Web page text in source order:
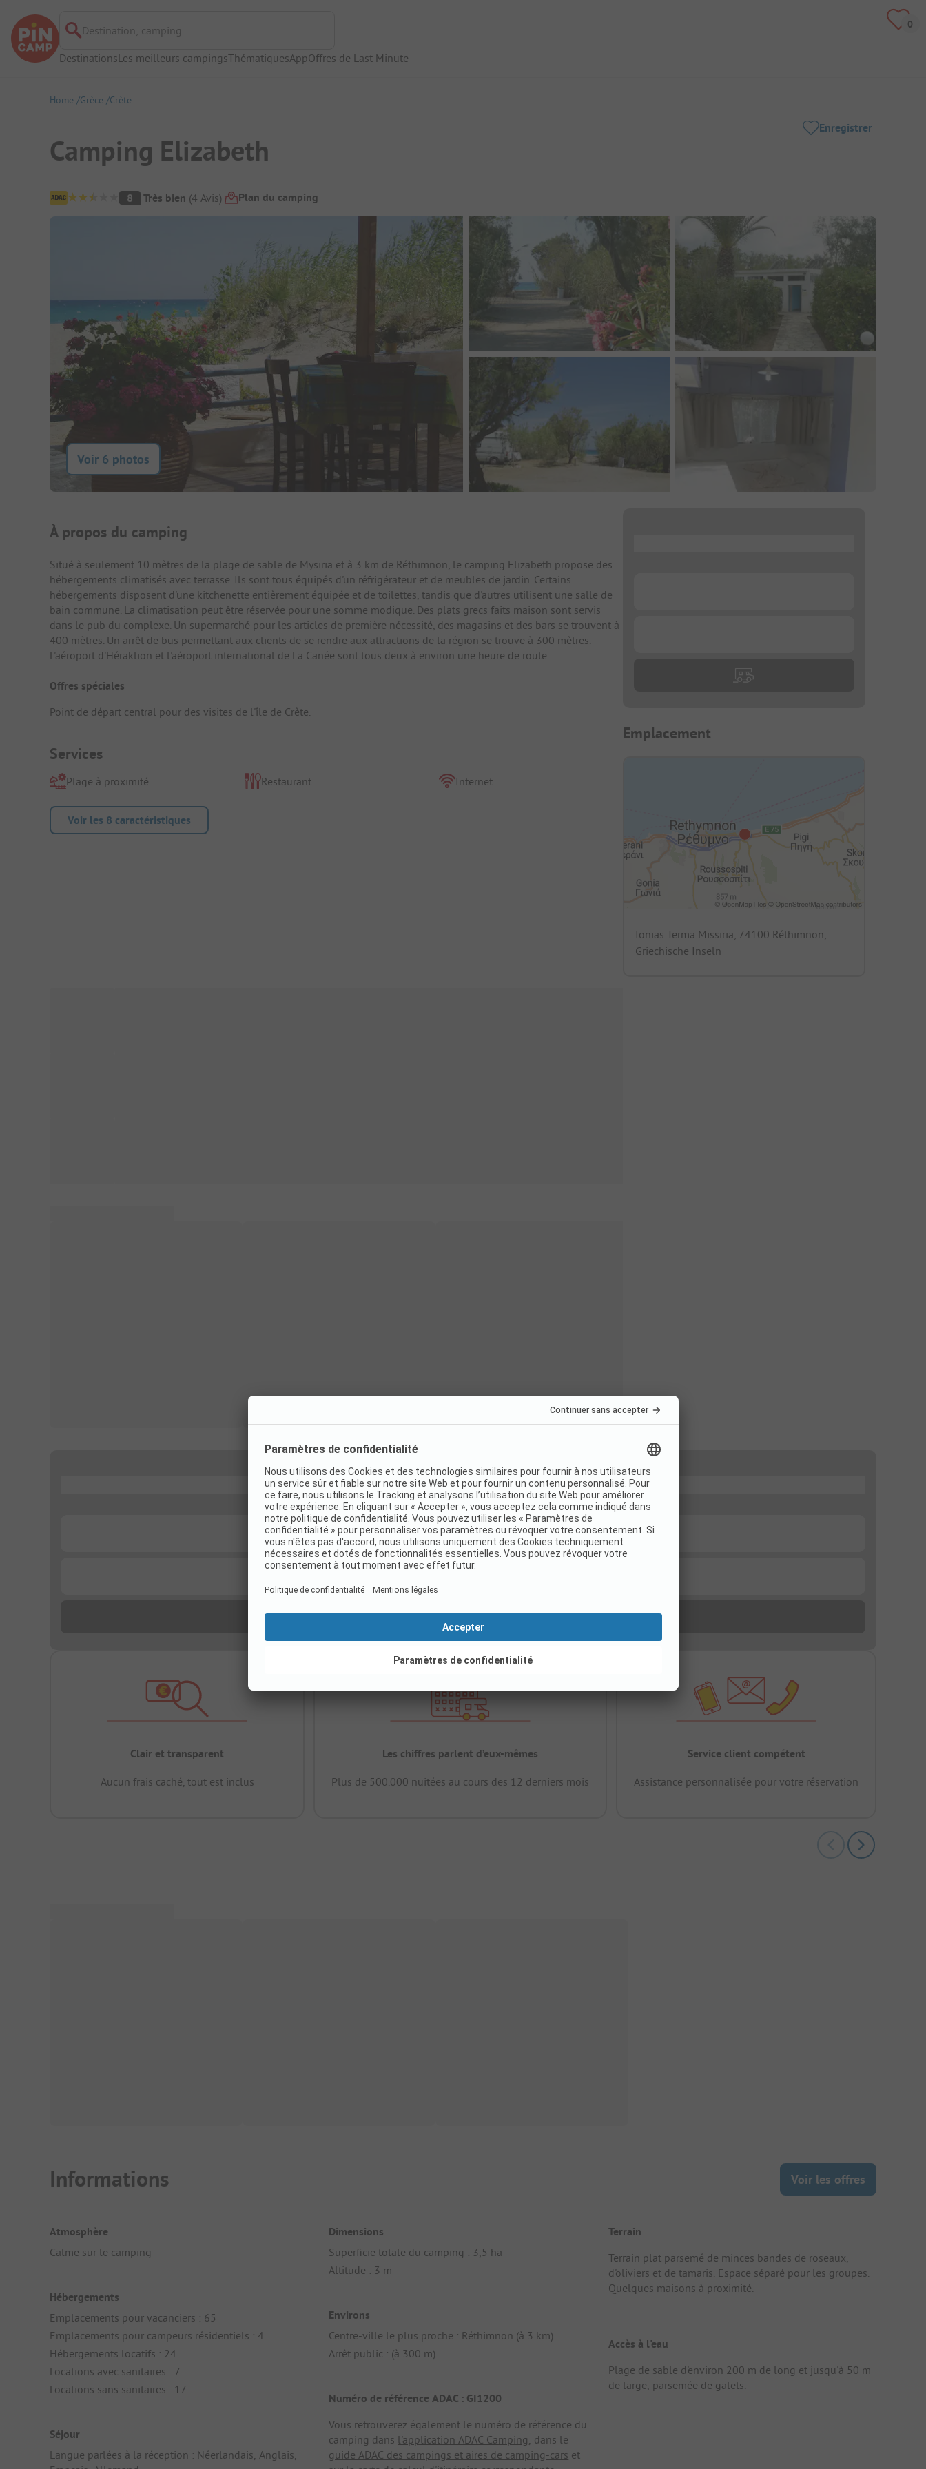
Destination, camping
DestinationsLes meilleurs campingsThématiquesAppOffres de Last Minute
Home Grèce Crète
Camping Elizabeth
Enregistrer
Aperçu du camping
8 Très bien (4 Avis) Plan du camping
Voir 6 photos
Présentation du camping
À propos du camping
Situé à seulement 10 mètres de la plage de sable de Mysiria et à 3 km de Réthimnon, le camping Elizabeth propose des
hébergements climatisés avec terrasse. Ils sont tous équipés d'un réfrigérateur et de meubles de jardin. Certains
hébergements disposent d'une kitchenette entièrement équipée et de toilettes, tandis que d'autres utilisent une salle de
bain commune. La climatisation peut être réservée pour une somme modique. Des plats grecs faits maison sont servis
dans le pub du complexe. Un supermarché pour les articles de première nécessité, des magasins et des bars se trouvent à
400 mètres. Un arrêt de bus permettant aux clients de se rendre aux attractions de la région se trouve à 300 mètres.
L'aéroport d'Héraklion et l'aéroport international de La Canée sont tous deux à environ une heure de route.
Offres spéciales
Point de départ central pour des visites de l'île de Crète.
Services
Plage à proximité Restaurant Internet
Voir les 8 caractéristiques
Emplacement
Ionias Terma Missiria, 74100 Réthimnon,
Griechische Inseln
Clair et transparent
Aucun frais caché, tout est inclus
Les chiffres parlent d’eux-mêmes
Plus de 500.000 nuitées au cours des 12 derniers mois
Service client compétent
Assistance personnalisée pour votre réservation
Informations Voir les offres
Atmosphère
Calme sur le camping
Hébergements
Emplacements pour vacanciers : 65
Emplacements pour campeurs résidentiels : 4
Hébergements locatifs : 24
Locations avec sanitaires : 7
Locations sans sanitaires : 17
Séjour
Langue parlées à la réception : Néerlandais, Anglais,
Dimensions
Superficie totale du camping : 3,5 ha
Altitude : 3 m
Environs
Centre-ville le plus proche : Réthimnon (à 3 km)
Arrêt public : (à 300 m)
Numéro de référence ADAC : GI1200
Vous retrouverez également le numéro de référence du
camping dans l'application ADAC Camping, dans le
guide ADAC des campings et aires de camping-cars et
Terrain
Terrain plat parsemé de minces bandes de roseaux,
d'oliviers et de tamaris. Espace séparé pour les groupes.
Quelques maisons à proximité.
Accès à l'eau
Plage de sable d'environ 200 m de long et jusqu'à 50 m
de large, parsemée de galets.